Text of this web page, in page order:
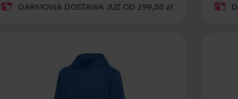
DARMOWA DOSTAWA JUŻ OD 299,00 zł